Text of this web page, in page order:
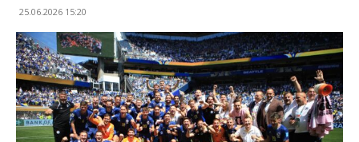
25.06.2026 15:20